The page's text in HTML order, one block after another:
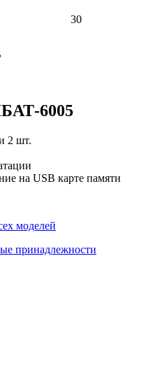
30
6005
2 шт.
на USB карте памяти
моделей
принадлежности